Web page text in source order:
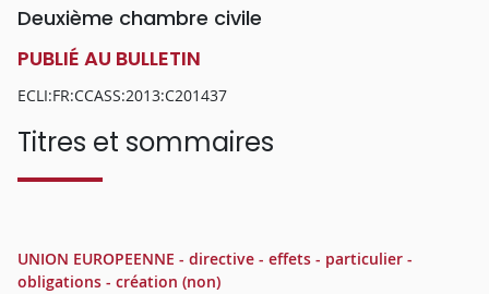
Deuxième chambre civile
PUBLIÉ AU BULLETIN
ECLI:FR:CCASS:2013:C201437
Titres et sommaires
UNION EUROPEENNE - directive - effets - particulier -
obligations - création (non)